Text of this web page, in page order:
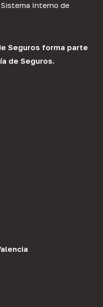
Sistema Interno de
Seguros forma parte
de Seguros.